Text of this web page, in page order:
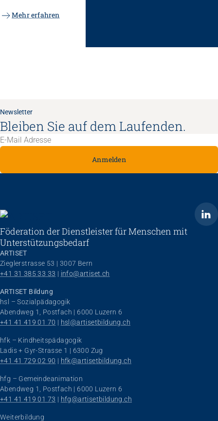
Mehr erfahren
Newsletter
Bleiben Sie auf dem Laufenden.
Anmelden
ARTISET
Föderation der Dienstleister für Menschen mit
Unterstützungsbedarf
ARTISET
Zieglerstrasse 53 | 3007 Bern
+41 31 385 33 33 | info@artiset.ch
ARTISET Bildung
hsl – Sozialpädagogik
Abendweg 1, Postfach | 6000 Luzern 6
+41 41 419 01 70 | hsl@artisetbildung.ch
hfk – Kindheitspädagogik
Ladis + Gyr-Strasse 1 | 6300 Zug
+41 41 729 02 90 | hfk@artisetbildung.ch
hfg – Gemeindeanimation
Abendweg 1, Postfach | 6000 Luzern 6
+41 41 419 01 73 | hfg@artisetbildung.ch
Weiterbildung